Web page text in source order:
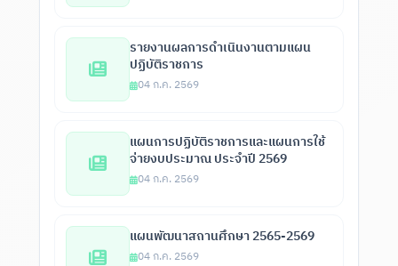
รายงานผลการดำเนินงานตามแผน
ปฏิบัติราชการ
04 ก.ค. 2569
แผนการปฏิบัติราชการและแผนการใช้
จ่ายงบประมาณ ประจำปี 2569
04 ก.ค. 2569
แผนพัฒนาสถานศึกษา 2565-2569
04 ก.ค. 2569